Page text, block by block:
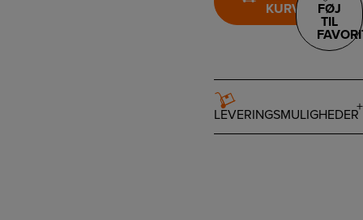
KURV
FØJ
TIL
LEVERINGSMULIGHEDER